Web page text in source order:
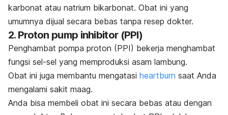
karbonat atau natrium bikarbonat. Obat ini yang
umumnya dijual secara bebas tanpa resep dokter.
2. Proton pump inhibitor(PPI)
Penghambat pompa proton (PPI) bekerja menghambat
fungsi sel-sel yang memproduksi asam lambung.
Obat ini juga membantu mengatasi heartburn saat Anda
mengalami sakit maag.
Anda bisa membeli obat ini secara bebas atau dengan